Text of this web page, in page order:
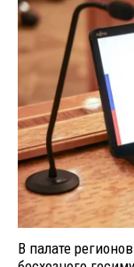
В палате